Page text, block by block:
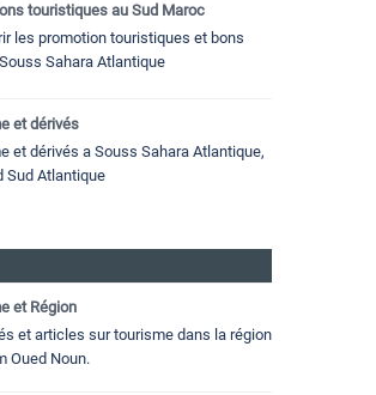
touristiques au Sud Maroc
les promotion touristiques et bons
Sahara Atlantique
et dérivés
et dérivés a Souss Sahara Atlantique,
Sud Atlantique
et Région
et articles sur tourisme dans la région
Oued Noun.